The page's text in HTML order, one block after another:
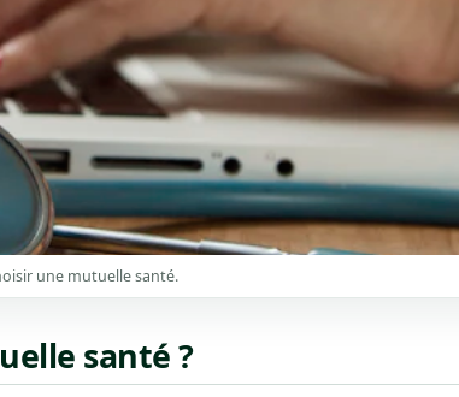
une mutuelle santé.
santé ?